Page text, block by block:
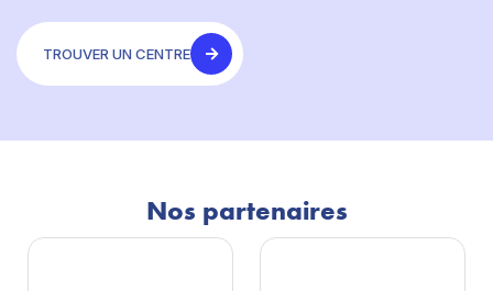
TROUVER UN CENTRE
Nos partenaires